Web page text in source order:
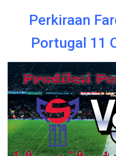
Perkiraan
Portugal 11